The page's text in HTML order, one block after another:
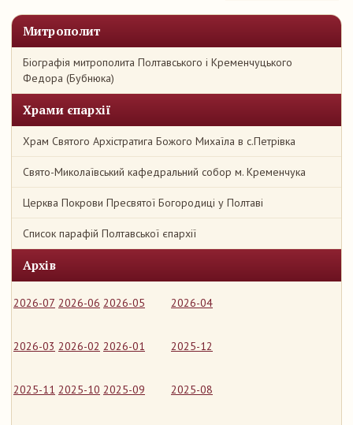
Митрополит
Біографія митрополита Полтавського і Кременчуцького
Федора (Бубнюка)
Храми єпархії
Храм Святого Архістратига Божого Михаїла в с.Петрівка
Свято-Миколаївський кафедральний собор м. Кременчука
Церква Покрови Пресвятої Богородиці у Полтаві
Список парафій Полтавської єпархії
Архів
2026-07 2026-06 2026-05 2026-04
2026-03 2026-02 2026-01 2025-12
2025-11 2025-10 2025-09 2025-08